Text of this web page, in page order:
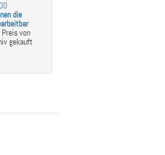
die
Preis von
gekauft